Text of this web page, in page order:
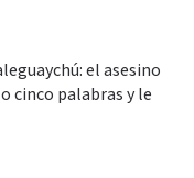
el asesino
cinco palabras y le